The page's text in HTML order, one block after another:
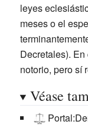
leyes
meses o el
Decretales).
notorio, pero sí
Véase